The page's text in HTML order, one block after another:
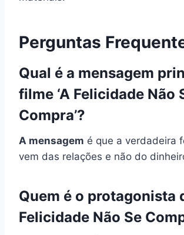
Perguntas
Qual é a mensagem
filme ‘A Felicidade Não
Compra’?
A mensagem é que a verdadeira
vem das relações e não do
Quem é o protagonista
Felicidade Não Se